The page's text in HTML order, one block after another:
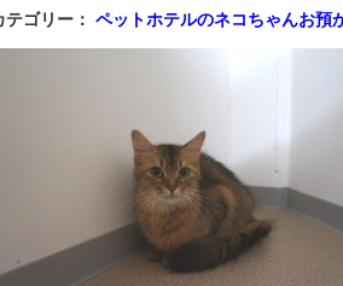
テゴリー： ペットホテルのネコちゃんお預